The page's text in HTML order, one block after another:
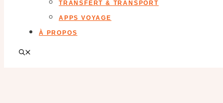
TRANSFERT & TRANSPORT
APPS VOYAGE
À PROPOS